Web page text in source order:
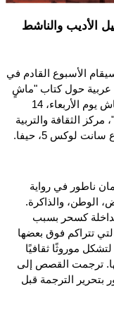
الأديب والناشط
الأسبوع القادم في
عربية حول كتاب "ماشٍ
على الريح" للكاتب سلمان ناطور. سيعقد النقاش يوم الأربعاء، 14
"الكرمل"، مركز الثقافة والتربية
لوكس 5، حيفا.
ناطور في رواية
الوطن، والذاكرة.
كسحر بسبب
تتراكم فوق بعضها
موروثًا ثقافيًا
بها. ترجمت القصص إلى
بتحرير الترجمة قبل